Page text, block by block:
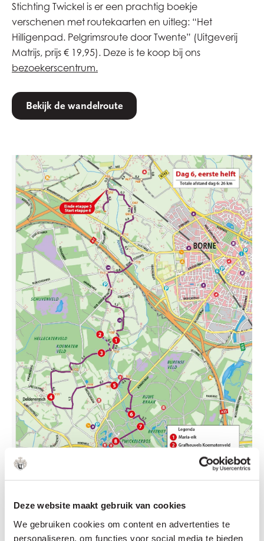
Deze website maakt gebruik van cookies
We gebruiken cookies om content en advertenties te
personaliseren, om functies voor social media te bieden
Stichting Twickel is er een prachtig boekje
verschenen met routekaarten en uitleg: “Het
Hilligenpad. Pelgrimsroute door Twente” (Uitgeverij
Matrijs, prijs € 19,95). Deze is te koop bij ons
bezoekerscentrum.
Bekijk de wandelroute